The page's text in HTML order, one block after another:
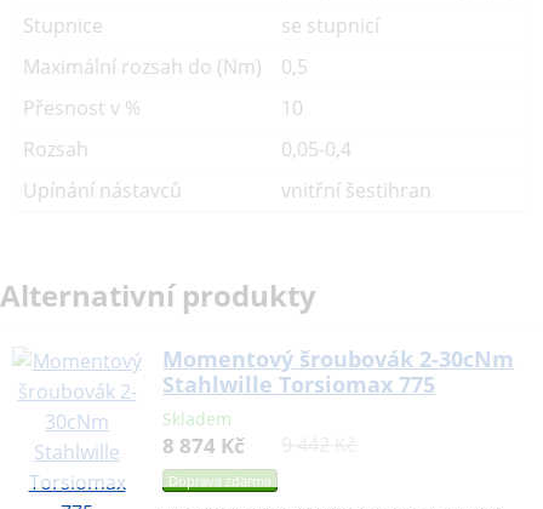
Stupnice
se stupnicí
Maximální rozsah do (Nm)
0,5
Přesnost v %
10
Rozsah
0,05-0,4
Upínání nástavců
vnitřní šestihran
Alternativní produkty
Momentový šroubovák 2-30cNm
Stahlwille Torsiomax 775
Skladem
8 874 Kč
Doprava zdarma